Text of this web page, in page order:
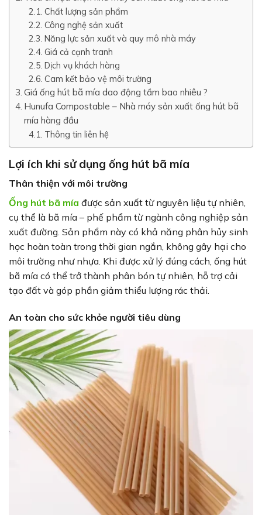
Chất lượng sản phẩm
Công nghệ sản xuất
Năng lực sản xuất và quy mô nhà máy
Giá cả cạnh tranh
Dịch vụ khách hàng
Cam kết bảo vệ môi trường
Giá ống hút bã mía dao động tầm bao nhiêu ?
Hunufa Compostable – Nhà máy sản xuất ống hút bã
mía hàng đầu
Thông tin liên hệ
Lợi ích khi sử dụng ống hút bã mía
Thân thiện với môi trường
Ống hút bã mía được sản xuất từ nguyên liệu tự nhiên,
cụ thể là bã mía – phế phẩm từ ngành công nghiệp sản
xuất đường. Sản phẩm này có khả năng phân hủy sinh
học hoàn toàn trong thời gian ngắn, không gây hại cho
môi trường như nhựa. Khi được xử lý đúng cách, ống hút
bã mía có thể trở thành phân bón tự nhiên, hỗ trợ cải
tạo đất và góp phần giảm thiểu lượng rác thải.
An toàn cho sức khỏe người tiêu dùng